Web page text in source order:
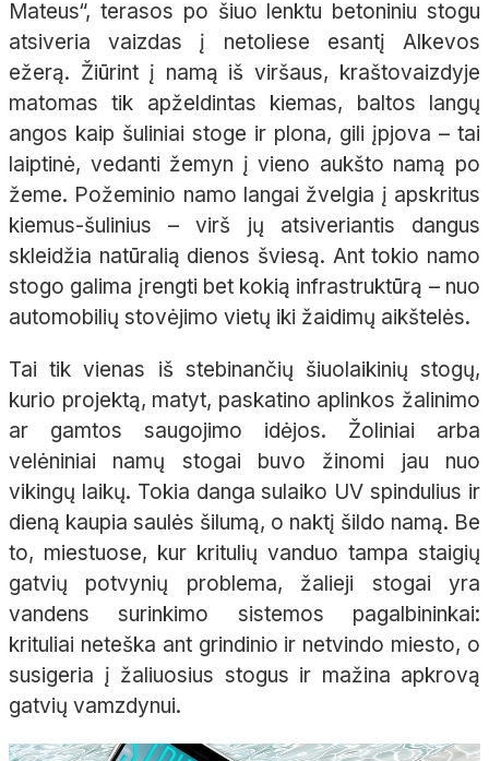
Mateus“, terasos po šiuo lenktu betoniniu stogu
atsiveria vaizdas į netoliese esantį Alkevos
ežerą. Žiūrint į namą iš viršaus, kraštovaizdyje
matomas tik apželdintas kiemas, baltos langų
angos kaip šuliniai stoge ir plona, gili įpjova – tai
laiptinė, vedanti žemyn į vieno aukšto namą po
žeme. Požeminio namo langai žvelgia į apskritus
kiemus-šulinius – virš jų atsiveriantis dangus
skleidžia natūralią dienos šviesą. Ant tokio namo
stogo galima įrengti bet kokią infrastruktūrą – nuo
automobilių stovėjimo vietų iki žaidimų aikštelės.
Tai tik vienas iš stebinančių šiuolaikinių stogų,
kurio projektą, matyt, paskatino aplinkos žalinimo
ar gamtos saugojimo idėjos. Žoliniai arba
velėniniai namų stogai buvo žinomi jau nuo
vikingų laikų. Tokia danga sulaiko UV spindulius ir
dieną kaupia saulės šilumą, o naktį šildo namą. Be
to, miestuose, kur kritulių vanduo tampa staigių
gatvių potvynių problema, žalieji stogai yra
vandens surinkimo sistemos pagalbininkai:
krituliai neteška ant grindinio ir netvindo miesto, o
susigeria į žaliuosius stogus ir mažina apkrovą
gatvių vamzdynui.